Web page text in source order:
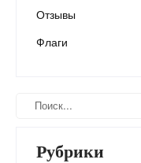
Отзывы
Флаги
Рубрики